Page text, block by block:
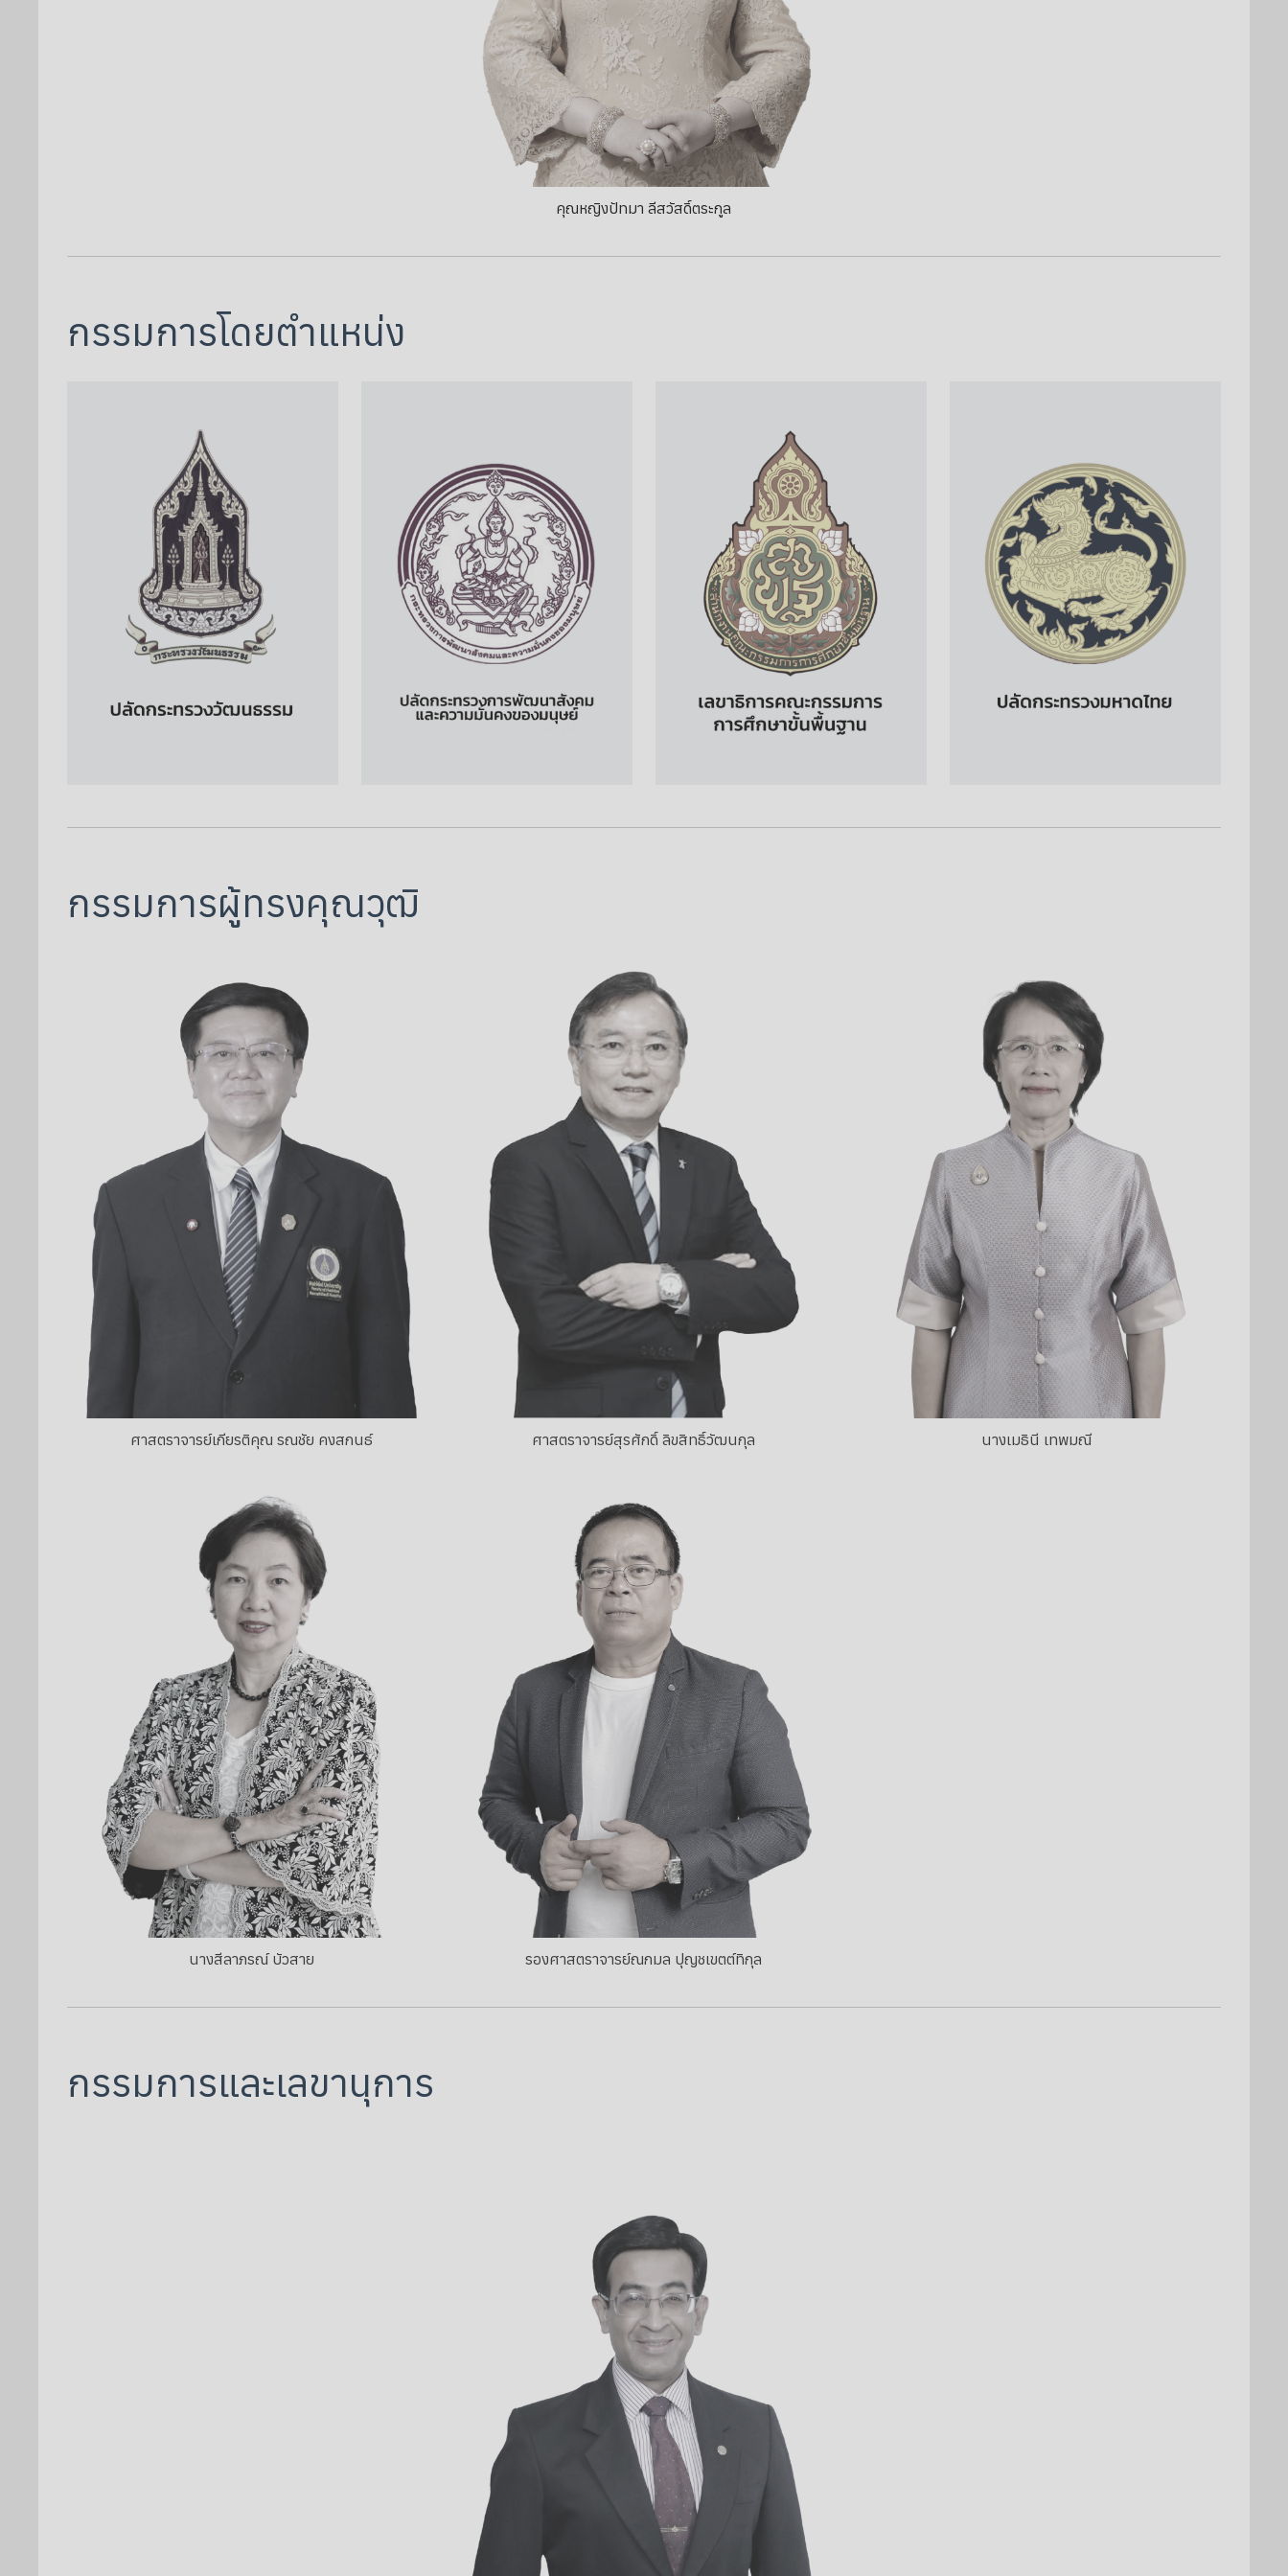
คุณหญิงปัทมา ลีสวัสดิ์ตระกูล
กรรมการโดยตำแหน่ง
กรรมการผู้ทรงคุณวุฒิ
ศาสตราจารย์เกียรติคุณ รณชัย คงสกนธ์ ศาสตราจารย์สุรศักดิ์ ลิขสิทธิ์วัฒนกุล นางเมธินี เทพมณี
นางสีลาภรณ์ บัวสาย รองศาสตราจารย์ณกมล ปุญชเขตต์ทิกุล
กรรมการและเลขานุการ